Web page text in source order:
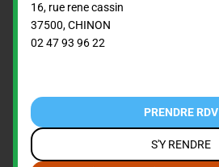
16, rue rene cassin
37500,CHINON
02 47 93 96 22
PRENDRE RDV
S'Y RENDRE